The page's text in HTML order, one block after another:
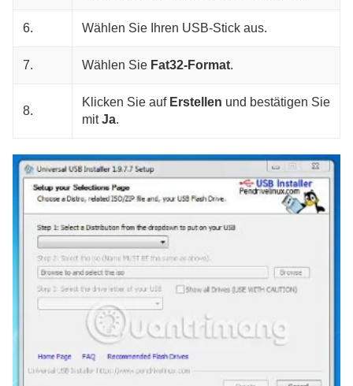
6. Wählen Sie Ihren USB-Stick aus.
7. Wählen Sie Fat32-Format.
8.
Klicken Sie auf Erstellen und bestätigen Sie
mitJa.